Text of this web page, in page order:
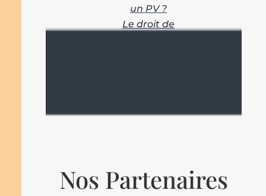
un PV ?
Le droit de
Nos Partenaires